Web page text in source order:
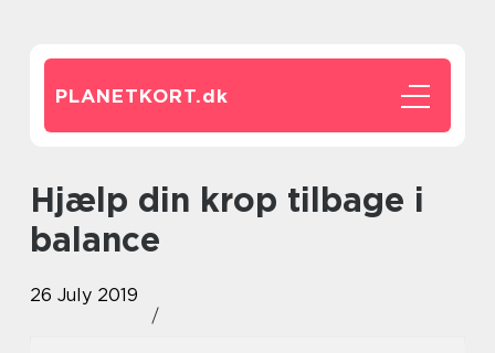
PLANETKORT.dk
Hjælp din krop tilbage i
balance
26 July 2019